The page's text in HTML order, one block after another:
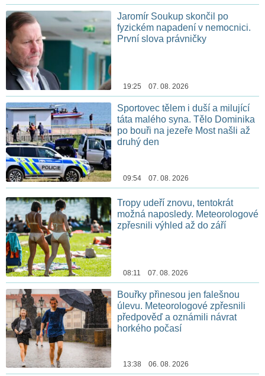
Jaromír Soukup skončil po
fyzickém napadení v nemocnici.
První slova právničky
19:25 07. 08. 2026
Sportovec tělem i duší a milující
táta malého syna. Tělo Dominika
po bouři na jezeře Most našli až
druhý den
09:54 07. 08. 2026
Tropy udeří znovu, tentokrát
možná naposledy. Meteorologové
zpřesnili výhled až do září
08:11 07. 08. 2026
Bouřky přinesou jen falešnou
úlevu. Meteorologové zpřesnili
předpověď a oznámili návrat
horkého počasí
13:38 06. 08. 2026